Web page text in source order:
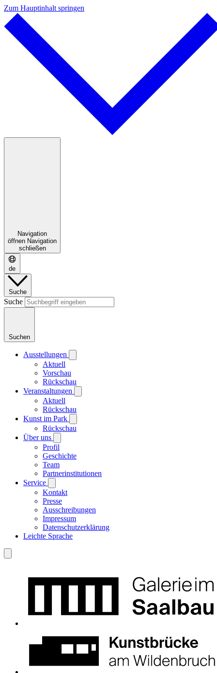
Zum Hauptinhalt springen
Navigation
öffnen Navigation
schließen
de
Suche
Suche
Suchen
Ausstellungen
Aktuell
Vorschau
Rückschau
Veranstaltungen
Aktuell
Rückschau
Kunst im Park
Rückschau
Über uns
Profil
Geschichte
Team
Partnerinstitutionen
Service
Kontakt
Presse
Ausschreibungen
Impressum
Datenschutzerklärung
Leichte Sprache